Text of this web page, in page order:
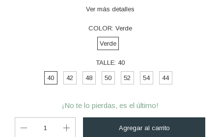
Ver más detalles
COLOR: Verde
Verde
TALLE: 40
40 42 48 50 52 54 44
¡No te lo pierdas, es el último!